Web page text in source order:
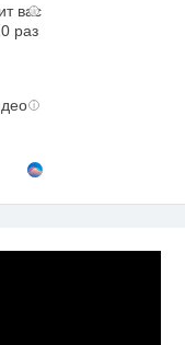
i
вас
раз
i